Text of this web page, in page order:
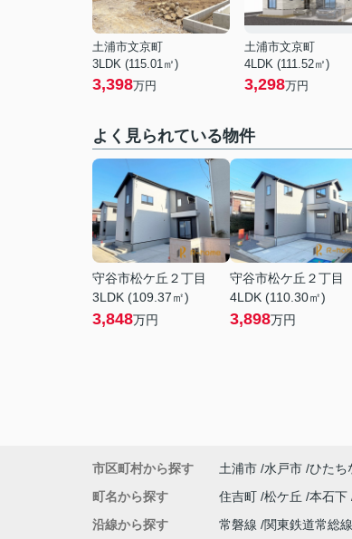
土浦市文京町
3LDK (115.01㎡)
3,398万円
土浦市文京町
4LDK (111.52㎡)
3,298万円
よく見られている物件
守谷市松ケ丘２丁目
3LDK (109.37㎡)
3,848万円
守谷市松ケ丘２丁目
4LDK (110.30㎡)
3,898万円
市区町村から探す 土浦市 水戸市 ひたち
町名から探す
住吉町 松ケ丘 本石下
沿線から探す
常磐線 関東鉄道常総線